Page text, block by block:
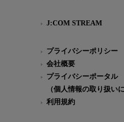
J:COM STREAM
プライバシーポリシー
会社概要
プライバシーポータル
（個人情報の取り扱い
利用規約